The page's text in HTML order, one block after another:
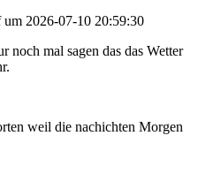
2026-07-10 20:59:30
noch mal sagen das das Wetter
weil die nachichten Morgen